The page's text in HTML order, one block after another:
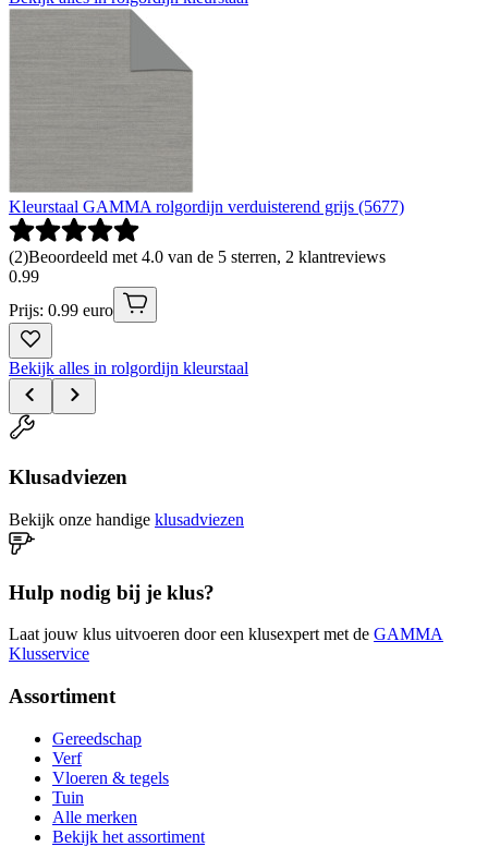
Kleurstaal GAMMA rolgordijn verduisterend grijs (5677)
(2)Beoordeeld met 4.0 van de 5 sterren, 2 klantreviews
0.99
Prijs: 0.99 euro
Bekijk alles in rolgordijn kleurstaal
Klusadviezen
Bekijk onze handige klusadviezen
Hulp nodig bij je klus?
Laat jouw klus uitvoeren door een klusexpert met de GAMMA
Klusservice
Assortiment
Gereedschap
Verf
Vloeren & tegels
Tuin
Alle merken
Bekijk het assortiment